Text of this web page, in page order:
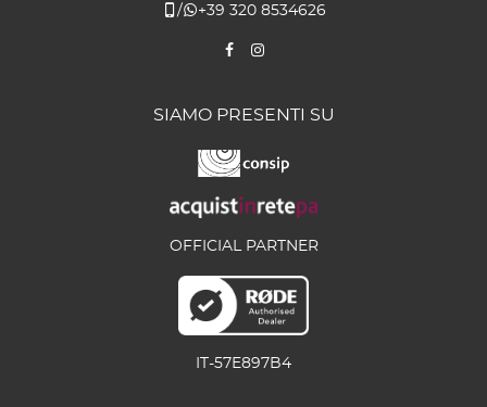
/
+39 320 8534626
SIAMO PRESENTI SU
OFFICIAL PARTNER
IT-57E897B4